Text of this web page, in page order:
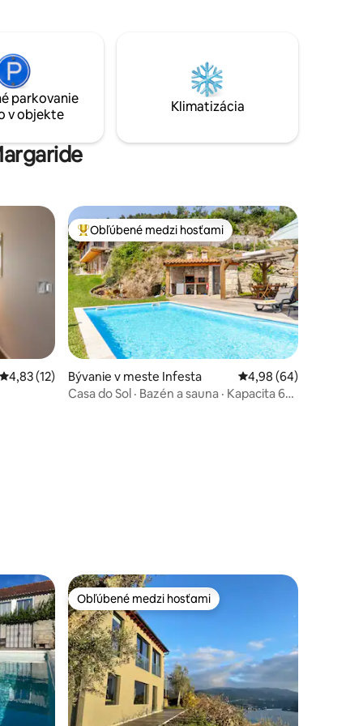
široko
parkovanie
v objekte
Klimatizácia
9
Priemerné ohodnotenie 4,83 z 5, počet hodnotení: 12
4,83 (12)
Najobľúbenejšie medzi hosťami
Obľúbené medzi hosťami
Bývanie v meste Infesta Priemerné
4,98 (64)
Casa do Sol · Bazén a sauna · Kapacita 6
Obľúbené medzi hosťami
Obľúbené medzi hosťami